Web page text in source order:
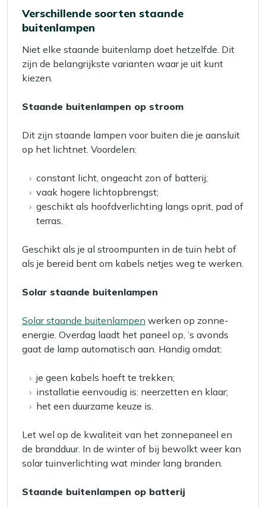
Verschillende soorten staande
buitenlampen
Niet elke staande buitenlamp doet hetzelfde. Dit
zijn de belangrijkste varianten waar je uit kunt
kiezen.
Staande buitenlampen op stroom
Dit zijn staande lampen voor buiten die je aansluit
op het lichtnet. Voordelen:
constant licht, ongeacht zon of batterij;
vaak hogere lichtopbrengst;
geschikt als hoofdverlichting langs oprit, pad of
terras.
Geschikt als je al stroompunten in de tuin hebt of
als je bereid bent om kabels netjes weg te werken.
Solar staande buitenlampen
Solar staande buitenlampen werken op zonne-
energie. Overdag laadt het paneel op, ’s avonds
gaat de lamp automatisch aan. Handig omdat:
je geen kabels hoeft te trekken;
installatie eenvoudig is: neerzetten en klaar;
het een duurzame keuze is.
Let wel op de kwaliteit van het zonnepaneel en
de brandduur. In de winter of bij bewolkt weer kan
solar tuinverlichting wat minder lang branden.
Staande buitenlampen op batterij